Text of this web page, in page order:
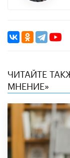
ЧИТАЙТЕ
МНЕНИЕ»